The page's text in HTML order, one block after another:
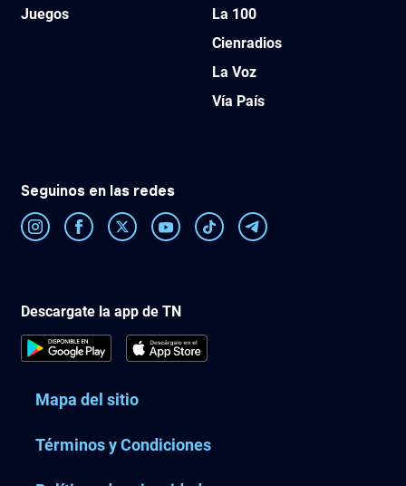
Juegos
La 100
Cienradios
La Voz
Vía País
Descargate la app de TN
Seguinos en las redes
Mapa del sitio
Términos y Condiciones